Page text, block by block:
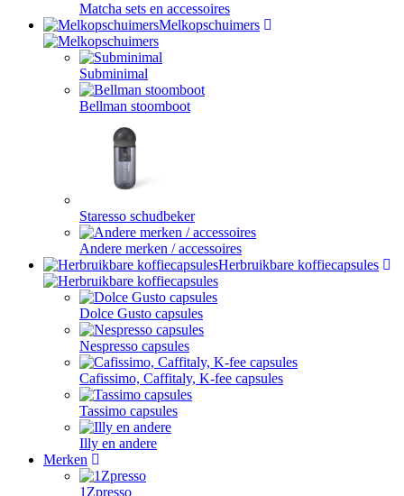
Matcha sets en accessoires
Melkopschuimers
Subminimal
Bellman stoomboot
Staresso schudbeker
Andere merken / accessoires
Herbruikbare koffiecapsules
Dolce Gusto capsules
Nespresso capsules
Cafissimo, Caffitaly, K-fee capsules
Tassimo capsules
Illy en andere
Merken
1Zpresso